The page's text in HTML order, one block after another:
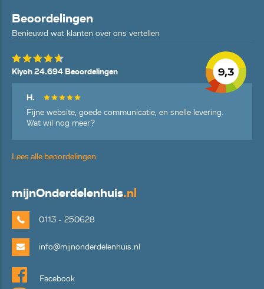
Beoordelingen
Benieuwd wat klanten over ons vertellen
9,3
Kiyoh 24.694 Beoordelingen
H.
Fijne website, goede communicatie, en snelle levering.
Wat wil nog meer?
Lees alle beoordelingen
mijnOnderdelenhuis.nl
0113 - 250628
info@mijnonderdelenhuis.nl
Facebook